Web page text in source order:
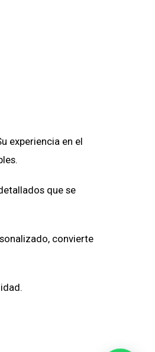
experiencia en el
que se
convierte